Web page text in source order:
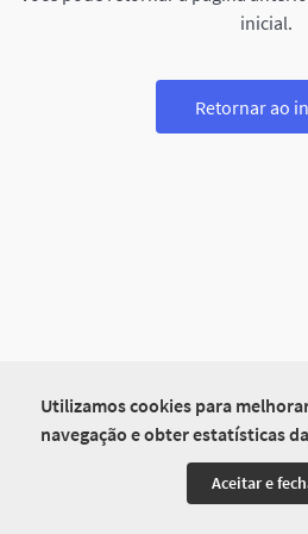
Utilizamos cookies para
navegação e obter estatísticas
Aceitar e
inicial.
Retornar ao